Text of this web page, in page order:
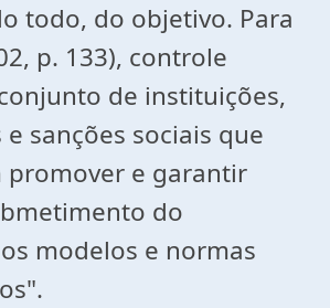
todo, do objetivo. Para
p. 133), controle
de instituições,
sanções sociais que
promover e garantir
do
modelos e normas